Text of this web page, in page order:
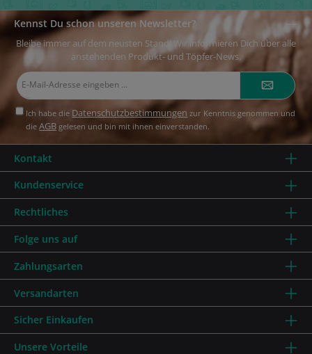
Kennst Du schon unseren Newsletter?
Bleibe immer auf dem neusten Stand! Wir informieren Dich über alle
anstehenden Produkt- und Töpfer-News.
Ich habe die Datenschutzbestimmungen zur Kenntnis genommen und
dieAGB gelesen und bin mit ihnen einverstanden.
Kundenservice
Rechtliches
Kontakt
Zahlungsarten
Versandarten
Sicher Einkaufen
Folge uns auf
Unsere Vorteile